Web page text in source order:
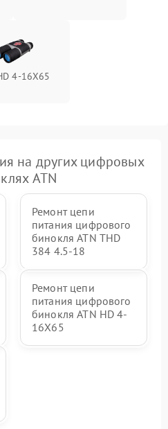
4-16X65
на других цифровых
ATN
Ремонт цепи
питания цифрового
бинокля ATN THD
384 4.5-18
Ремонт цепи
питания цифрового
бинокля ATN HD 4-
16X65